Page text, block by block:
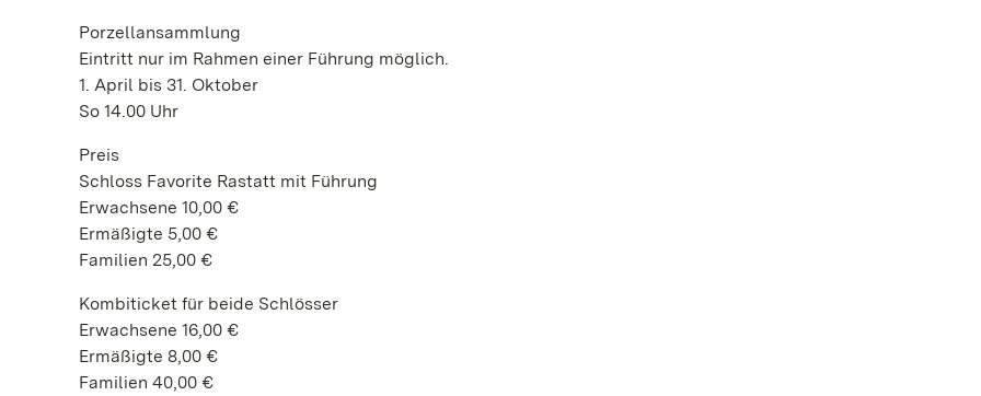
Porzellansammlung
Eintritt nur im Rahmen einer Führung möglich.
1. April bis 31. Oktober
So 14.00 Uhr
Preis
Schloss Favorite Rastatt mit Führung
Erwachsene 10,00 €
Ermäßigte 5,00 €
Familien 25,00 €
Kombiticket für beide Schlösser
Erwachsene 16,00 €
Ermäßigte 8,00 €
Familien 40,00 €